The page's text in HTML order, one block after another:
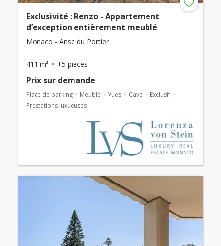
Exclusivité : Renzo - Appartement
d’exception entièrement meublé
Monaco - Anse du Portier
411 m² +5 pièces
Prix ​​sur demande
Place de parking Meublé Vues Cave
Exclusif
Prestations luxueuses